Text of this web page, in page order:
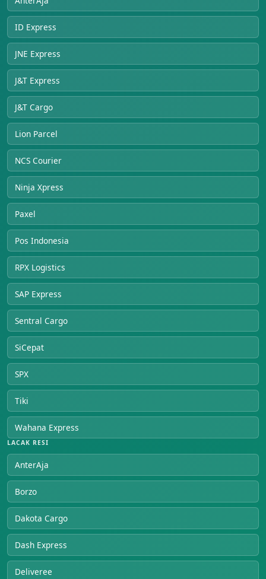
ID Express
JNE Express
J&T Express
J&T Cargo
Lion Parcel
NCS Courier
Ninja Xpress
Paxel
Pos Indonesia
RPX Logistics
SAP Express
Sentral Cargo
SiCepat
SPX
Tiki
Wahana Express
LACAK RESI
AnterAja
Borzo
Dakota Cargo
Dash Express
Deliveree